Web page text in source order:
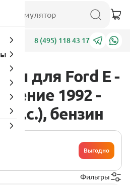
8 (495) 118 43 17
для Ford E -
1992 -
л.с.), бензин
Выгодно
Фильтры